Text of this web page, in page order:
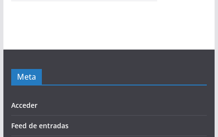
Meta
Acceder
Feed de entradas